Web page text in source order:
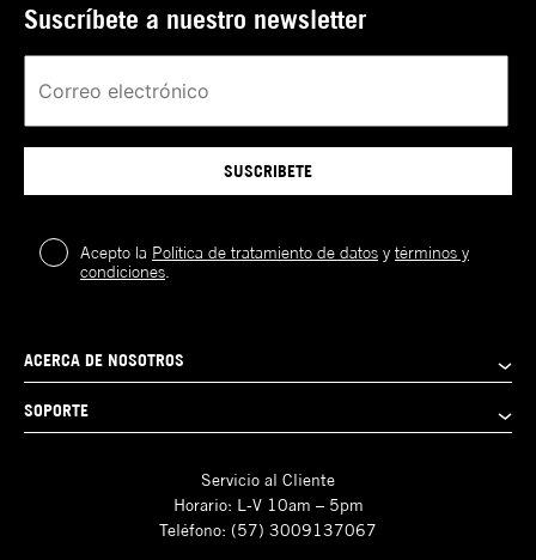
Suscríbete a nuestro newsletter
SUSCRIBETE
Acepto la Política de tratamiento de datos ytérminos y
condiciones
ACERCA DE NOSOTROS
SOPORTE
Servicio al Cliente
Horario: L-V 10am – 5pm
Teléfono: (57) 3009137067